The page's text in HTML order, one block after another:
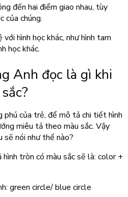
đến hai điểm giao nhau, tùy
của chúng.
hình học khác, như hình tam
học khác.
Anh đọc là gì khi
phú của trẻ, để mô tả chi tiết hình
miêu tả theo màu sắc. Vậy
sẽ nói như thế nào?
tròn có màu sắc sẽ là: color +
green circle/ blue circle